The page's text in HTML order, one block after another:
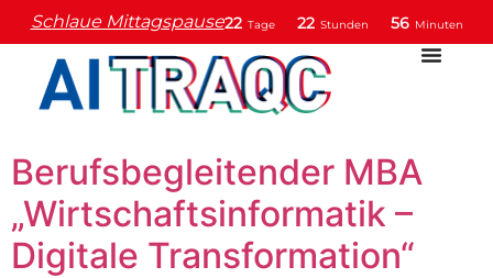
Schlaue Mittagspause22 Tage 22 Stunden 56 Minuten
Berufsbegleitender MBA
„Wirtschaftsinformatik –
Digitale Transformation“